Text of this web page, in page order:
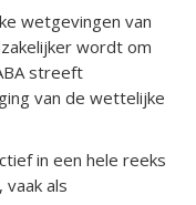
wetgevingen van
wordt om
streeft
van de wettelijke
in een hele reeks
als